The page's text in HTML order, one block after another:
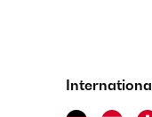
International